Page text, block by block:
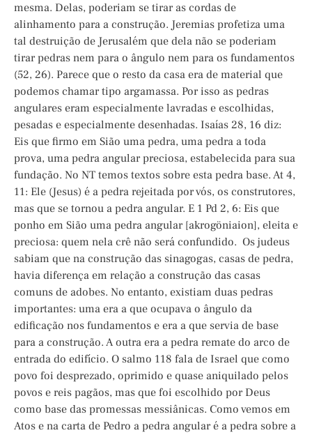
mesma. Delas, poderiam se tirar as cordas de
alinhamento para a construção. Jeremias profetiza uma
tal destruição de Jerusalém que dela não se poderiam
tirar pedras nem para o ângulo nem para os fundamentos
(52, 26). Parece que o resto da casa era de material que
podemos chamar tipo argamassa. Por isso as pedras
angulares eram especialmente lavradas e escolhidas,
pesadas e especialmente desenhadas. Isaías 28, 16 diz:
Eis que firmo em Sião uma pedra, uma pedra a toda
prova, uma pedra angular preciosa, estabelecida para sua
fundação. No NT temos textos sobre esta pedra base. At 4,
11: Ele (Jesus) é a pedra rejeitada por vós, os construtores,
mas que se tornou a pedra angular. E 1 Pd 2, 6: Eis que
ponho em Sião uma pedra angular [akrogöniaion], eleita e
preciosa: quem nela crê não será confundido. Os judeus
sabiam que na construção das sinagogas, casas de pedra,
havia diferença em relação a construção das casas
comuns de adobes. No entanto, existiam duas pedras
importantes: uma era a que ocupava o ângulo da
edificação nos fundamentos e era a que servia de base
para a construção. A outra era a pedra remate do arco de
entrada do edifício. O salmo 118 fala de Israel que como
povo foi desprezado, oprimido e quase aniquilado pelos
povos e reis pagãos, mas que foi escolhido por Deus
como base das promessas messiânicas. Como vemos em
Atos e na carta de Pedro a pedra angular é a pedra sobre a